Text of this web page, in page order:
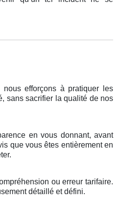
efforçons à pratiquer les
sans sacrifier la qualité de nos
en vous donnant, avant
que vous êtes entièrement en
ou erreur tarifaire.
détaillé et défini.